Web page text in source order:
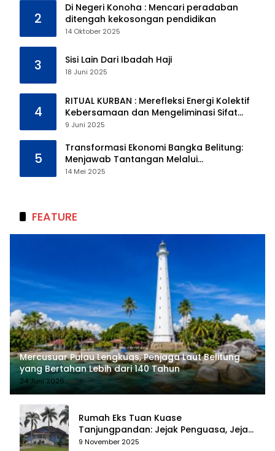
2
Di Negeri Konoha : Mencari peradaban
ditengah kekosongan pendidikan
14 Oktober 2025
3 Sisi Lain Dari Ibadah Haji
18 Juni 2025
4
RITUAL KURBAN : Merefleksi Energi Kolektif
Kebersamaan dan Mengeliminasi Sifat
Kebinatangan Manusia
9 Juni 2025
5
Transformasi Ekonomi Bangka Belitung:
Menjawab Tantangan Melalui
Pengelolaan Sumber Daya Alam yang
14 Mei 2025
FEATURE
Mercusuar Pulau Lengkuas, Penjaga Laut Belitung
yang Bertahan Lebih dari 140 Tahun
24 Juni 2026
Rumah Eks Tuan Kuase
Tanjungpandan: Jejak Penguasa, Jejak
Kenangan
9 November 2025